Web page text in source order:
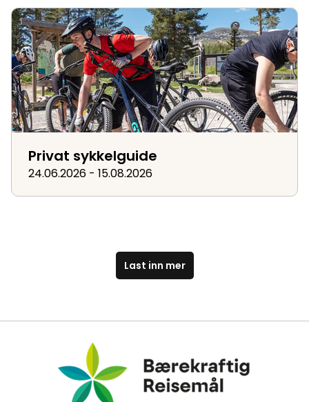
Privat sykkelguide
24.06.2026 - 15.08.2026
Privat sykkelguide
Last inn mer
Bærekraftig Reisemål